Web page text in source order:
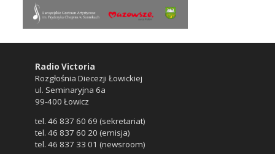
Radio Victoria
Rozgłośnia Diecezji Łowickiej
ul. Seminaryjna 6a
99-400 Łowicz
tel. 46 837 60 69 (sekretariat)
tel. 46 837 60 20 (emisja)
tel. 46 837 33 01 (newsroom)